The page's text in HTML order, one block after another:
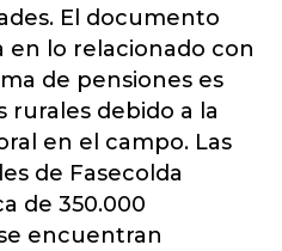
El documento
en lo relacionado con
de pensiones es
rurales debido a la
en el campo. Las
de Fasecolda
de 350.000
encuentran